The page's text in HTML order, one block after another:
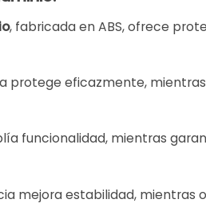
, fabricada en ABS, ofrece
eficazmente,
funcionalidad, mientras
mejora estabilidad,